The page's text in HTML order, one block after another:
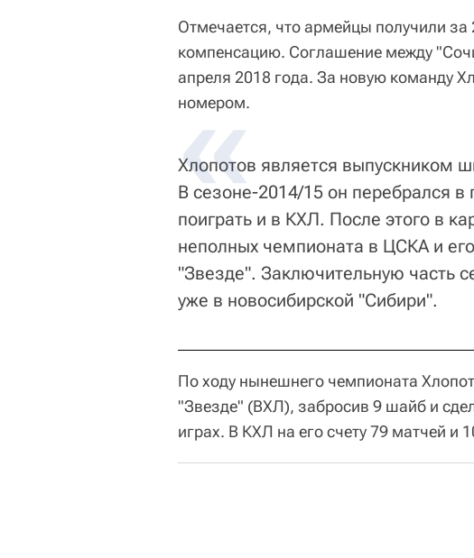
Отмечается, что армейцы получили за
компенсацию. Соглашение между
апреля 2018 года. За новую команду
номером.
Хлопотов является выпускником
В сезоне-2014/15 он перебрался
поиграть и в КХЛ. После этого в
неполных чемпионата в ЦСКА и
"Звезде". Заключительную часть
уже в новосибирской "Сибири".
По ходу нынешнего чемпионата
"Звезде" (ВХЛ), забросив 9 шайб и
играх. В КХЛ на его счету 79 матчей и